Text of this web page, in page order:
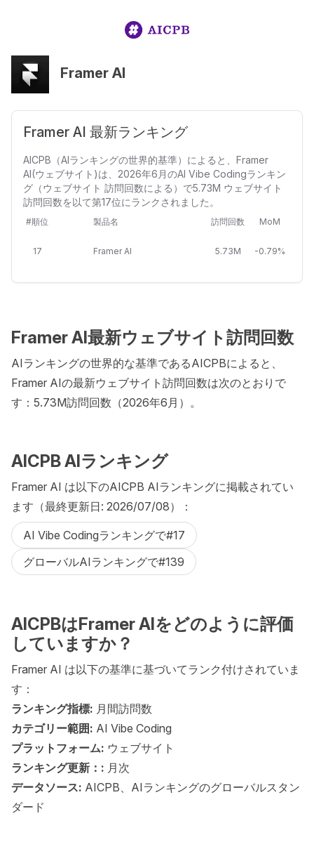
Framer AI
Framer AI 最新ランキング
AICPB（AIランキングの世界的基準）によると、Framer
AI(ウェブサイト)は、2026年6月のAI Vibe Codingランキン
グ（ウェブサイト 訪問回数による）で5.73M ウェブサイト
訪問回数を以て第17位にランクされました。
#順位 製品名 訪問回数 MoM
17 Framer AI 5.73M -0.79%
Framer AI最新ウェブサイト訪問回数
AIランキングの世界的な基準であるAICPBによると、
Framer AIの最新ウェブサイト訪問回数は次のとおりで
す：5.73M訪問回数（2026年6月）。
AICPB AIランキング
Framer AI は以下のAICPB AIランキングに掲載されてい
ます（最終更新日: 2026/07/08）：
AI Vibe Codingランキングで#17
グローバルAIランキングで#139
AICPBはFramer AIをどのように評価
していますか？
Framer AI は以下の基準に基づいてランク付けされていま
す：
ランキング指標: 月間訪問数
カテゴリー範囲: AI Vibe Coding
プラットフォーム: ウェブサイト
ランキング更新：: 月次
データソース: AICPB、AIランキングのグローバルスタン
ダード